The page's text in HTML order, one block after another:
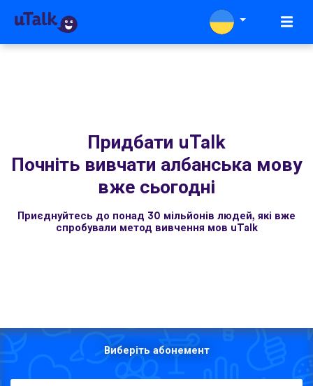
Придбати uTalk
Почніть вивчати албанська мову
вже сьогодні
Приєднуйтесь до понад 30 мільйонів людей, які вже
спробували метод вивчення мов uTalk
Виберіть абонемент